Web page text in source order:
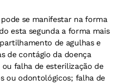
se manifestar na forma
esta segunda a forma mais
de agulhas e
de contágio da doença
falha de esterilização de
ou odontológicos; falha de